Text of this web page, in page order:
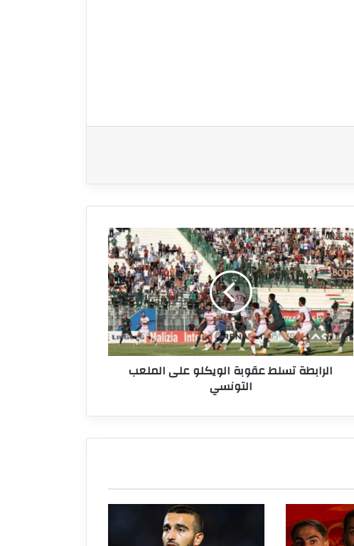
الرابطة
تسلط
عقوبة
الويكلو
على
الملعب
التونسي
الرابطة تسلط عقوبة الويكلو على الملعب
التونسي